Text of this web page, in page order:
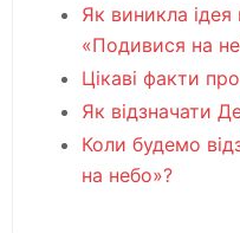
Як виникла ідея
«Подивися на
Цікаві факти
Як відзначати
Коли будемо
на небо»?